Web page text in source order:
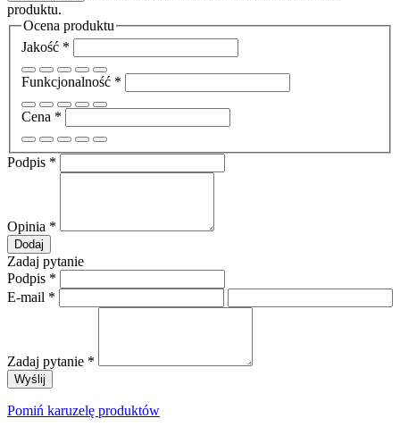
produktu.
Ocena produktu
Jakość *
Funkcjonalność *
Cena *
Podpis *
Opinia *
Dodaj
Zadaj pytanie
Podpis *
E-mail *
Zadaj pytanie *
Wyślij
Pomiń karuzelę produktów